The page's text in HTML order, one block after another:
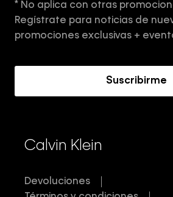
Aviso de privacidad
Términos y Condiciones
* No aplica con otras
Regístrate para noticias de
promociones exclusivas +
Suscribirme
Calvin Klein
Devoluciones